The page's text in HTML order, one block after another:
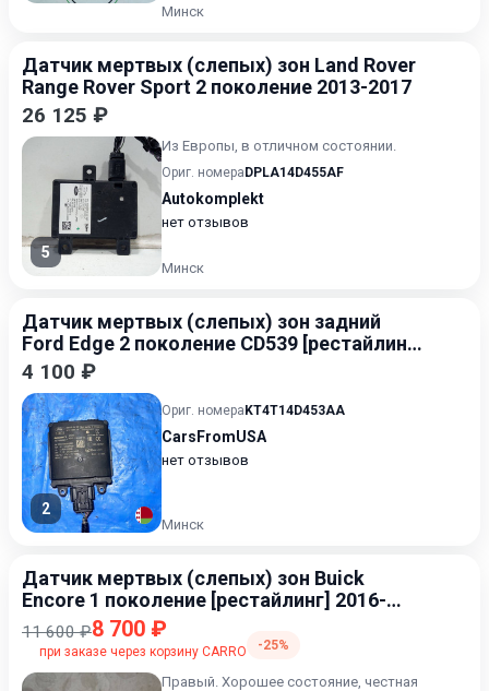
Минск
Датчик мертвых (слепых) зон Land Rover
Range Rover Sport 2 поколение 2013-2017
26 125 ₽
5
Из Европы, в отличном состоянии.
Ориг. номера DPLA14D455AF
Autokomplekt
нет отзывов
Минск
Датчик мертвых (слепых) зон задний
Ford Edge 2 поколение CD539 [рестайлинг]
2018-2023 2.0
4 100 ₽
2
Ориг. номера KT4T14D453AA
CarsFromUSA
нет отзывов
Минск
Датчик мертвых (слепых) зон Buick
Encore 1 поколение [рестайлинг] 2016-
2022
11 600 ₽8 700 ₽
при заказе через корзину CARRO -25%
Правый. Хорошее состояние, честная